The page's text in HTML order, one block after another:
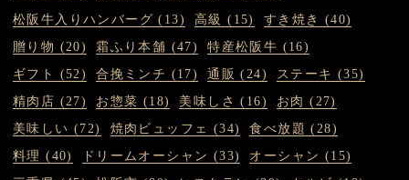
松阪牛入りハンバーグ (13)
高級 (15)
すき焼き (40)
贈り物 (20)
霜ふり本舗 (47)
特産松阪牛 (16)
ギフト (52)
合挽ミンチ (17) 通販 (24)
ステーキ (35)
精肉店 (27)
お惣菜 (18) 美味しさ (16)
お肉 (27)
美味しい (72)
焼肉ビュッフェ (34)
食べ放題 (28)
料理 (40)
ドリームオーシャン (33)
オーシャン (15)